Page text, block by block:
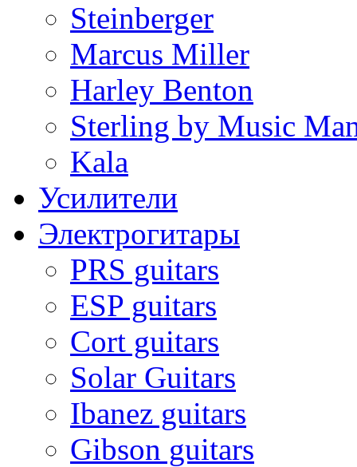
Steinberger
Marcus Miller
Harley Benton
Sterling by Music
Kala
Усилители
Электрогитары
PRS guitars
ESP guitars
Cort guitars
Solar Guitars
Ibanez guitars
Gibson guitars